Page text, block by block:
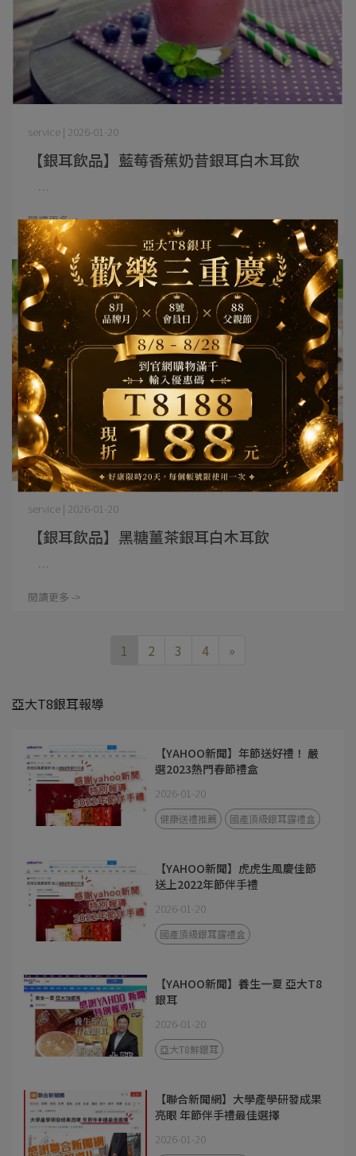
【銀耳飲品】藍莓香蕉奶昔銀耳白木耳飲
service | 2026-01-20
⋯
閱讀更多 ->
【銀耳飲品】黑糖薑茶銀耳白木耳飲
service | 2026-01-20
⋯
閱讀更多 ->
1 2 3 4 »
亞大T8銀耳報導
【YAHOO新聞】年節送好禮！ 嚴
選2023熱門春節禮盒
2026-01-20
健康送禮推薦 國產頂級銀耳露禮盒
【YAHOO新聞】虎虎生風慶佳節
送上2022年節伴手禮
2026-01-20
國產頂級銀耳露禮盒
【YAHOO新聞】養生一夏 亞大T8
銀耳
2026-01-20
亞大T8鮮銀耳
【聯合新聞網】大學產學研發成果
亮眼 年節伴手禮最佳選擇
2026-01-20